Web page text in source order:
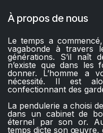
À propos de nous
Le temps a
vagabonde à travers
générations. S’il
n’existe que dans les
donner. L’homme a
nécessité. Il est
confectionnant des
La pendulerie a choisi
dans un cabinet de
éternel par son or.
temps dicte son œuvre,